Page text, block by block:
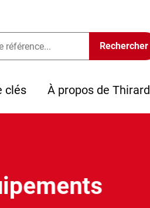
clés À propos de Thirard